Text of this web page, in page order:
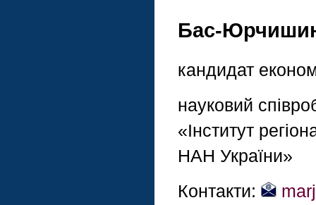
Бас-
кандидат
науковий
«Інститут
НАН України»
Контакти: